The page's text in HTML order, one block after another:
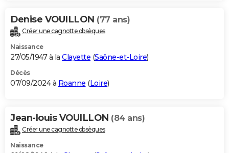
Denise VOUILLON (77 ans)
Créer une cagnotte obsèques
Naissance
27/05/1947 à la Clayette (Saône-et-Loire)
Décès
07/09/2024 à Roanne (Loire)
Jean-louis VOUILLON (84 ans)
Créer une cagnotte obsèques
Naissance